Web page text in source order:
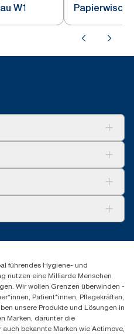
W1
15:00
führendes Hygiene- und
nutzen eine Milliarde Menschen
Wir wollen Grenzen überwinden -
Patient*innen, Pflegekräften,
unsere Produkte und Lösungen in
Marken, darunter die
auch bekannte Marken wie Actimove,